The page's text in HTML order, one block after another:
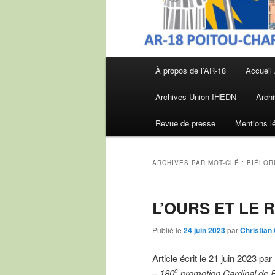
À propos de l’AR-18 Accueil
Archives Union-IHEDN
Revue de presse Mentions
ARCHIVES PAR MOT-CLÉ :
L’OURS ET LE
Publié le 24 juin 2023parChristian
Article écrit le 21 juin 2023 par
e